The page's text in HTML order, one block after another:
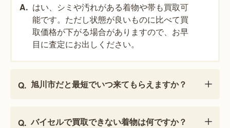
はい、シミや汚れがある着物や帯も買取可
能です。ただし状態が良いものに比べて買
取価格が下がる場合がありますので、お早
目に査定にお出しください。
旭川市だと最短でいつ来てもらえますか？
バイセルで買取できない着物は何ですか？